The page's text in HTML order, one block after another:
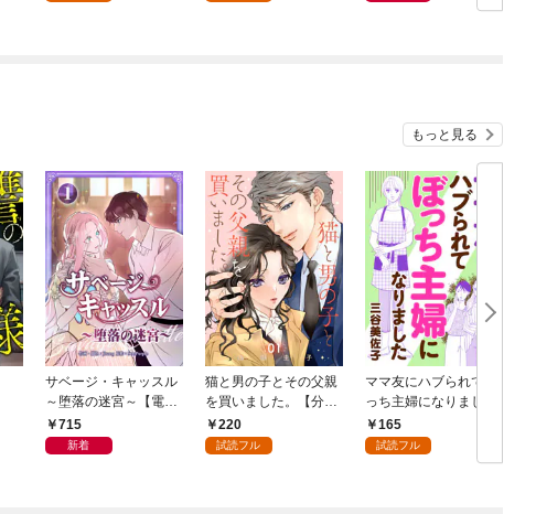
もっと見る
サベージ・キャッスル
～堕落の迷宮～【電子
単行本版】 第1巻
715
新着
猫と男の子とその父親
を買いました。【分冊
版】 1
220
試読フル
ママ友にハブられてぼ
っち主婦になりました
【分冊版】 1
165
試読フル